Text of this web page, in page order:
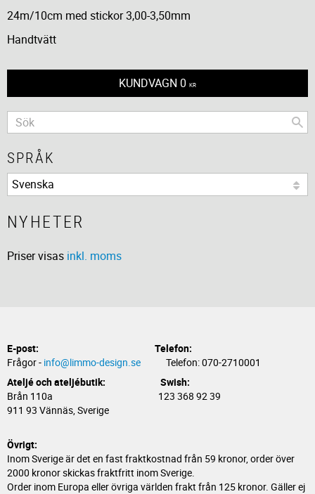
24m/10cm med stickor 3,00-3,50mm
Handtvätt
KUNDVAGN 0 KR
SPRÅK
NYHETER
Priser visas inkl. moms
E-post:
Telefon:
Frågor - info@limmo-design.se Telefon: 070-2710001
Ateljé och ateljébutik: Swish:
Brån 110a 123 368 92 39
911 93 Vännäs, Sverige
Övrigt:
Inom Sverige är det en fast fraktkostnad från 59 kronor, order över
2000 kronor skickas fraktfritt inom Sverige.
Order inom Europa eller övriga världen frakt från 125 kronor. Gäller ej